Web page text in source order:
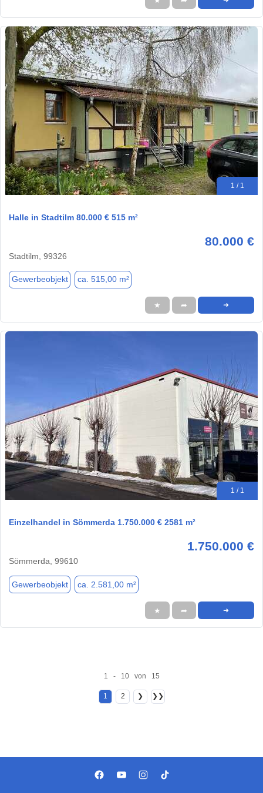
1 / 1
Halle in Stadtilm 80.000 € 515 m²
80.000 €
Stadtilm, 99326
Gewerbeobjekt ca. 515,00 m²
★ ➦ ➜
1 / 1
Einzelhandel in Sömmerda 1.750.000 € 2581 m²
1.750.000 €
Sömmerda, 99610
Gewerbeobjekt ca. 2.581,00 m²
★ ➦ ➜
1 - 10 von 15
1 2 ❯ ❯❯